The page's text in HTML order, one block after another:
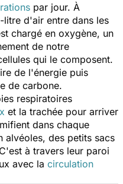
par jour. À
d'air entre dans les
chargé en oxygène, un
de notre
qui le composent.
de l'énergie puis
de carbone.
respiratoires
et la trachée pour arriver
dans chaque
alvéoles, des petits sacs
à travers leur paroi
avec la circulation